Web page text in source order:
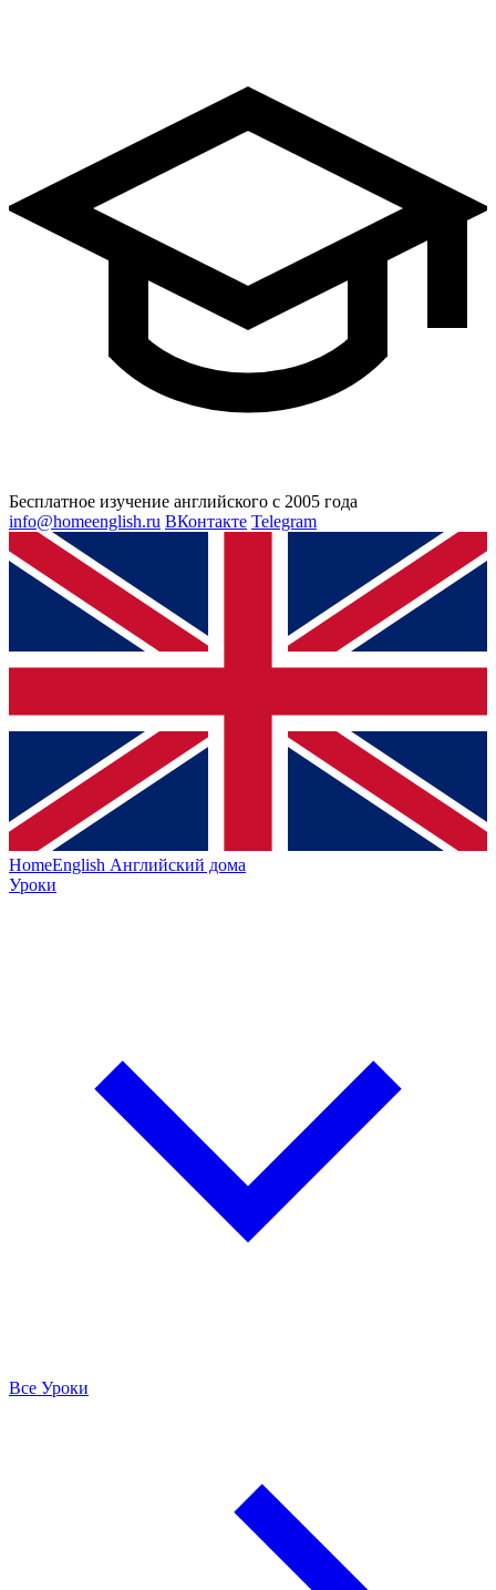
Бесплатное изучение английского с 2005 года
info@homeenglish.ru ВКонтакте Telegram
HomeEnglish Английский дома
Уроки
Все Уроки